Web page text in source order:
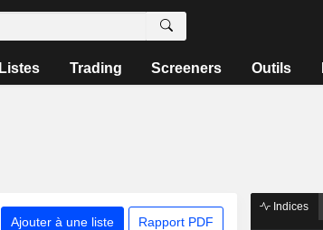
Listes Trading Screeners Outils
Ajouter à une liste Rapport PDF
Indices